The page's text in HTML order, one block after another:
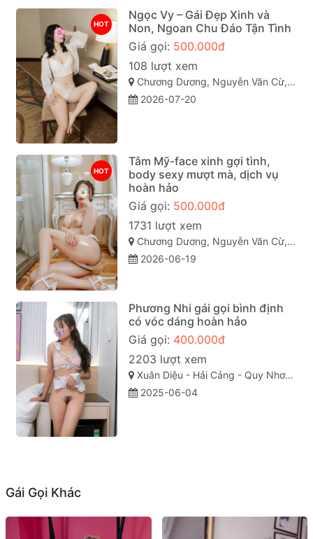
HOT
Ngọc Vy – Gái Đẹp Xinh và
Non, Ngoan Chu Đáo Tận Tình
Giá gọi: 500.000đ
108 lượt xem
Chương Dương, Nguyễn Văn Cừ, Quy Nhơn, Bình Định
2026-07-20
HOT
Tâm Mỹ-face xinh gợi tình,
body sexy mượt mà, dịch vụ
hoàn hảo
Giá gọi: 500.000đ
1731 lượt xem
Chương Dương, Nguyễn Văn Cừ, TP Quy Nhơn
2026-06-19
Phương Nhi gái gọi bình định
có vóc dáng hoàn hảo
Giá gọi: 400.000đ
2203 lượt xem
Xuân Diệu - Hải Cảng - Quy Nhơn - Bình Định
2025-06-04
Gái Gọi Khác